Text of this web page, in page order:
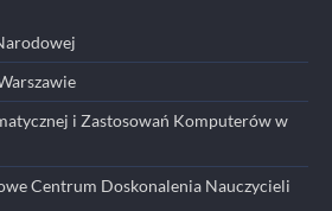
i Zastosowań Komputerów w
Centrum Doskonalenia Nauczycieli